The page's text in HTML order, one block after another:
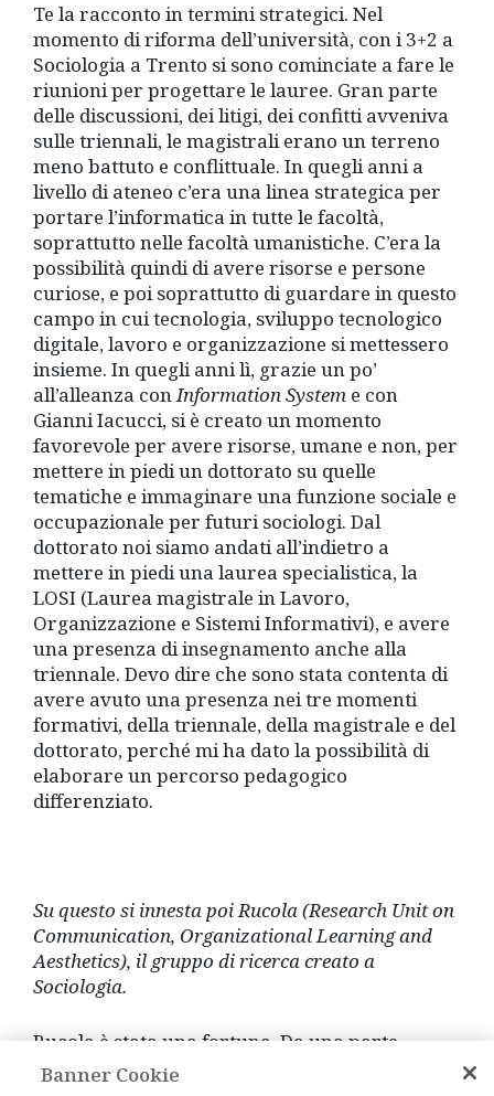
Te la racconto in termini strategici. Nel
momento di riforma dell’università, con i 3+2 a
Sociologia a Trento si sono cominciate a fare le
riunioni per progettare le lauree. Gran parte
delle discussioni, dei litigi, dei confitti avveniva
sulle triennali, le magistrali erano un terreno
meno battuto e conflittuale. In quegli anni a
livello di ateneo c’era una linea strategica per
portare l’informatica in tutte le facoltà,
soprattutto nelle facoltà umanistiche. C’era la
possibilità quindi di avere risorse e persone
curiose, e poi soprattutto di guardare in questo
campo in cui tecnologia, sviluppo tecnologico
digitale, lavoro e organizzazione si mettessero
insieme. In quegli anni lì, grazie un po’
all’alleanza conInformation System e con
Gianni Iacucci, si è creato un momento
favorevole per avere risorse, umane e non, per
mettere in piedi un dottorato su quelle
tematiche e immaginare una funzione sociale e
occupazionale per futuri sociologi. Dal
dottorato noi siamo andati all’indietro a
mettere in piedi una laurea specialistica, la
LOSI (Laurea magistrale in Lavoro,
Organizzazione e Sistemi Informativi), e avere
una presenza di insegnamento anche alla
triennale. Devo dire che sono stata contenta di
avere avuto una presenza nei tre momenti
formativi, della triennale, della magistrale e del
dottorato, perché mi ha dato la possibilità di
elaborare un percorso pedagogico
differenziato.
Su questo si innesta poi Rucola (Research Unit on
Communication, Organizational Learning and
Aesthetics), il gruppo di ricerca creato a
Sociologia.
Rucola è stata una fortuna. Da una parte.
ovviamente c’era un nucleo di persone che si
Banner Cookie